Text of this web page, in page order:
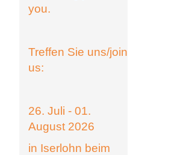
you.
Treffen Sie uns/join
us:
26. Juli - 01.
August 2026
in Iserlohn beim